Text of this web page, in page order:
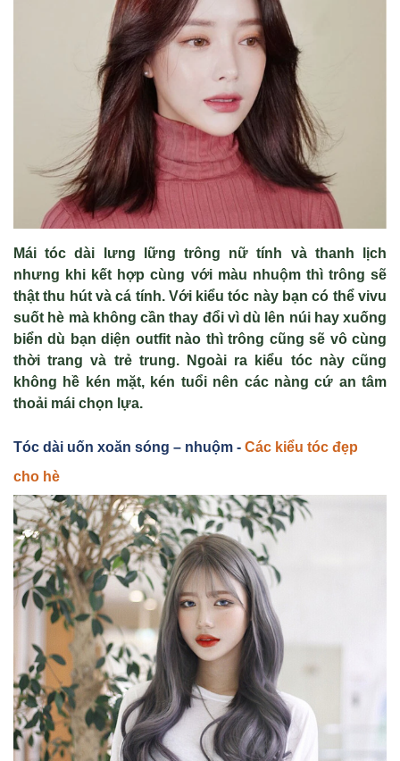
Mái tóc dài lưng lững trông nữ tính và thanh lịch
nhưng khi kết hợp cùng với màu nhuộm thì trông sẽ
thật thu hút và cá tính. Với kiểu tóc này bạn có thể vivu
suốt hè mà không cần thay đổi vì dù lên núi hay xuống
biển dù bạn diện outfit nào thì trông cũng sẽ vô cùng
thời trang và trẻ trung. Ngoài ra kiểu tóc này cũng
không hề kén mặt, kén tuổi nên các nàng cứ an tâm
thoải mái chọn lựa.
Tóc dài uốn xoăn sóng – nhuộm - Các kiểu tóc đẹp
cho hè